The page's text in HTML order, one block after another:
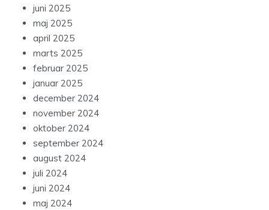
juni 2025
maj 2025
april 2025
marts 2025
februar 2025
januar 2025
december 2024
november 2024
oktober 2024
september 2024
august 2024
juli 2024
juni 2024
maj 2024